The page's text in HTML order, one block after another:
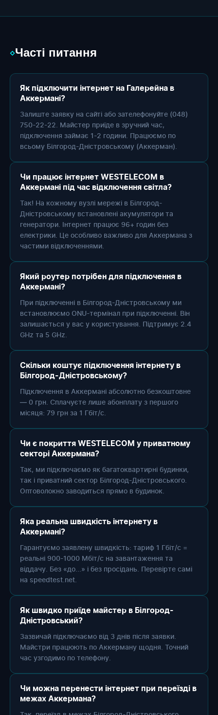
◇Часті питання
Як підключити інтернет на Галерейна в
Аккермані?
Залиште заявку на сайті або зателефонуйте (048)
750-22-22. Майстер приїде в зручний час,
підключення займає 1-2 години. Працюємо по
всьому Білгород-Дністровському (Аккерман).
Чи працює інтернет WESTELECOM в
Аккермані під час відключення світла?
Так! На кожному вузлі мережі в Білгород-
Дністровському встановлені акумулятори та
генератори. Інтернет працює 96+ годин без
електрики. Це особливо важливо для Аккермана з
частими відключеннями.
Який роутер потрібен для підключення в
Аккермані?
При підключенні в Білгород-Дністровському ми
встановлюємо ONU-термінал при підключенні. Він
залишається у вас у користування. Підтримує 2.4
GHz та 5 GHz.
Скільки коштує підключення інтернету в
Білгород-Дністровському?
Підключення в Аккермані абсолютно безкоштовне
— 0 грн. Сплачуєте лише абонплату з першого
місяця: 79 грн за 1 Гбіт/с.
Чи є покриття WESTELECOM у приватному
секторі Аккермана?
Так, ми підключаємо як багатоквартирні будинки,
так і приватний сектор Білгород-Дністровського.
Оптоволокно заводиться прямо в будинок.
Яка реальна швидкість інтернету в
Аккермані?
Гарантуємо заявлену швидкість: тариф 1 Гбіт/с =
реальні 900-1000 Мбіт/с на завантаження та
віддачу. Без «до...» і без просідань. Перевірте самі
на speedtest.net.
Як швидко приїде майстер в Білгород-
Дністровський?
Зазвичай підключаємо від 3 днів після заявки.
Майстри працюють по Аккерману щодня. Точний
час узгодимо по телефону.
Чи можна перенести інтернет при переїзді в
межах Аккермана?